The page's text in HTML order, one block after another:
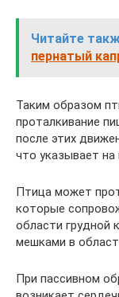
Читайте
пернатый
Таким образом
проталкивание
после этих
что указывает
Птица может
которые
области грудной
мешками в
При пассивном